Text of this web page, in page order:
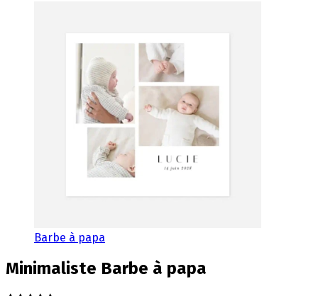
Barbe à papa
Minimaliste Barbe à papa